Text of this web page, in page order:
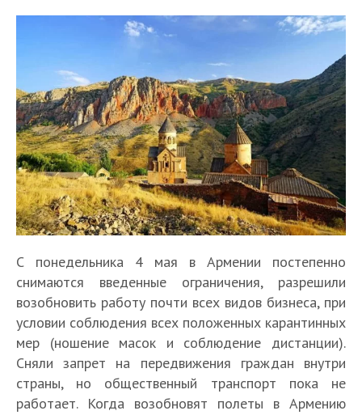
С понедельника 4 мая в Армении постепенно
снимаются введенные ограничения, разрешили
возобновить работу почти всех видов бизнеса, при
условии соблюдения всех положенных карантинных
мер (ношение масок и соблюдение дистанции).
Сняли запрет на передвижения граждан внутри
страны, но общественный транспорт пока не
работает. Когда возобновят полеты в Армению